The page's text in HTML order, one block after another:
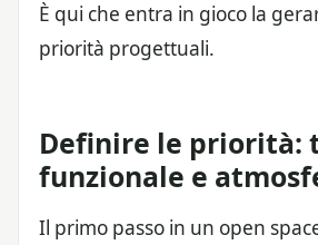
È qui che entra in gioco la
priorità progettuali.
Definire le priorità:
funzionale e
Il primo passo in un open